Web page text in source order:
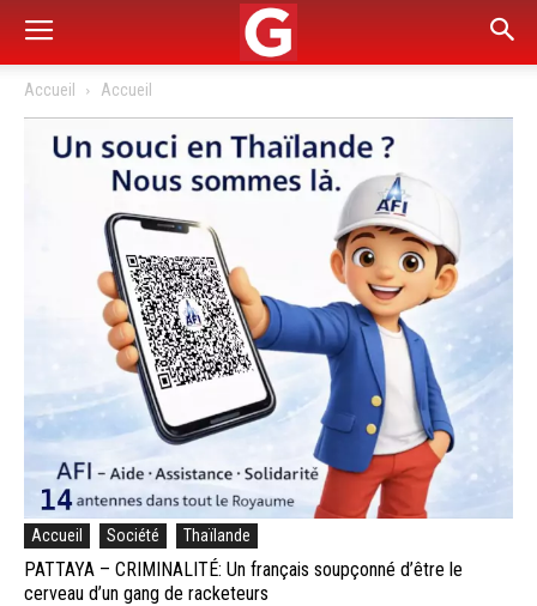
Accueil Accueil
Accueil Société Thaïlande
PATTAYA – CRIMINALITÉ: Un français soupçonné d’être le
cerveau d’un gang de racketeurs